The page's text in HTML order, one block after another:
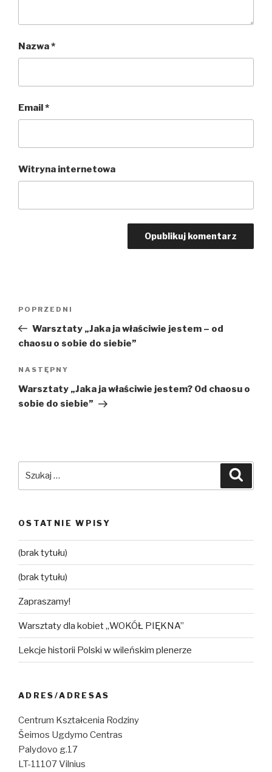
Nazwa*
Email*
Witryna internetowa
Poprzedni
wpis
POPRZEDNI
Warsztaty „Jaka ja właściwie jestem – od
chaosu o sobie do siebie”
Następny
wpis
NASTĘPNY
Warsztaty „Jaka ja właściwie jestem? Od chaosu o
sobie do siebie”
OSTATNIE WPISY
(brak tytułu)
(brak tytułu)
Zapraszamy!
Warsztaty dla kobiet „WOKÓŁ PIĘKNA”
Lekcje historii Polski w wileńskim plenerze
ADRES/ADRESAS
Centrum Kształcenia Rodziny
Šeimos Ugdymo Centras
Palydovo g.17
LT-11107 Vilnius